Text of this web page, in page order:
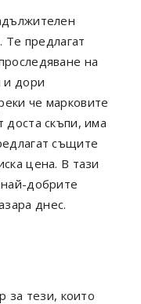
Те предлагат
на
и дори
че марковите
доста скъпи, има
същите
цена. В тази
добрите
днес.
за тези, които